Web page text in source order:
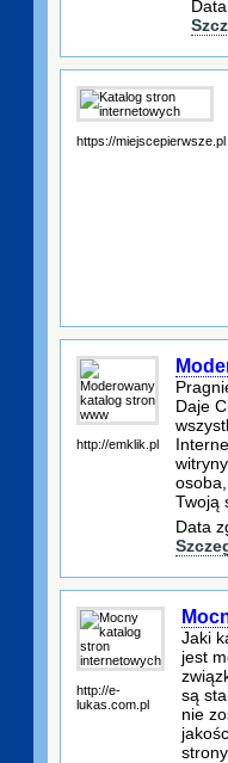
https://miejscepierwsze.pl
http://emklik.pl
Daje
Twoją
Data
http://e-
lukas.com.pl
Jaki
jest
są
nie